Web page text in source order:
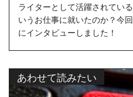
ライターとして活躍されてい
いうお仕事に就いたのか？今
にインタビューしました！
あわせて読みたい